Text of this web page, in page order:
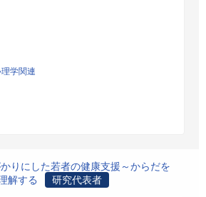
学関連
りにした若者の健康支援～からだを
解する
研究代表者